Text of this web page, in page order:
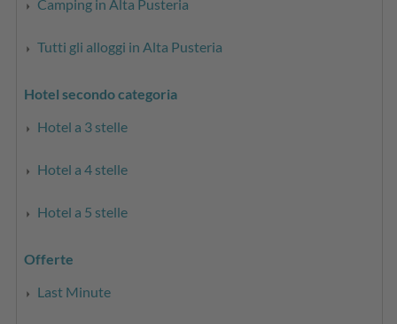
Camping in Alta Pusteria
Tutti gli alloggi in Alta Pusteria
Hotel secondo categoria
Hotel a 3 stelle
Hotel a 4 stelle
Hotel a 5 stelle
Offerte
Last Minute